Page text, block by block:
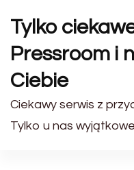
Tylko
Pressroom i
Ciebie
Ciekawy serwis z
Tylko u nas